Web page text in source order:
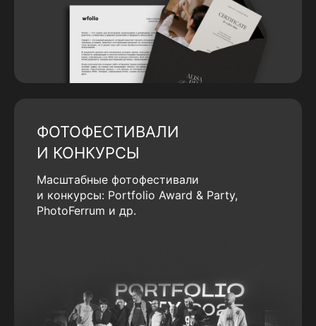
ФОТОФЕСТИВАЛИ
И КОНКУРСЫ
Масштабные фотофестивали
и конкурсы: Portfolio Award & Party,
PhotoFerrum и др.